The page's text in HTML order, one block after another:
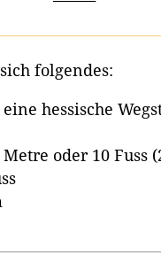
folgendes:
hessische
oder 10 Fuss